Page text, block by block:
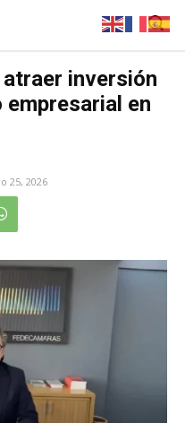
inversión
en
25, 2026